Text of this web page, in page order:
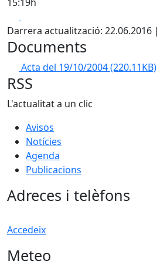
Darrera actualització: 22.06.2016
Documents
Acta del 19/10/2004(220.11KB)
RSS
L'actualitat a un clic
Avisos
Notícies
Agenda
Publicacions
Adreces i telèfons
Accedeix
Meteo